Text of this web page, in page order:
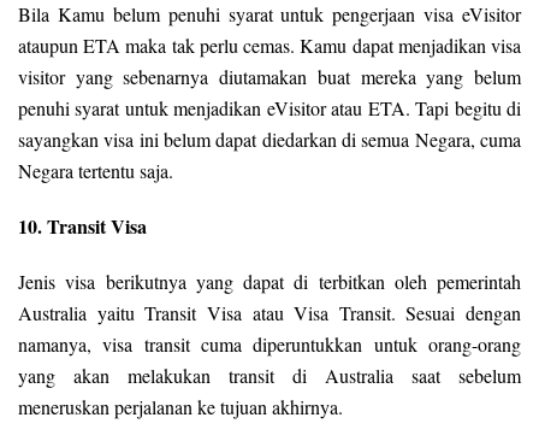
Bila Kamu belum penuhi syarat untuk pengerjaan visa eVisitor
ataupun ETA maka tak perlu cemas. Kamu dapat menjadikan visa
visitor yang sebenarnya diutamakan buat mereka yang belum
penuhi syarat untuk menjadikan eVisitor atau ETA. Tapi begitu di
sayangkan visa ini belum dapat diedarkan di semua Negara, cuma
Negara tertentu saja.
10. Transit Visa
Jenis visa berikutnya yang dapat di terbitkan oleh pemerintah
Australia yaitu Transit Visa atau Visa Transit. Sesuai dengan
namanya, visa transit cuma diperuntukkan untuk orang-orang
yang akan melakukan transit di Australia saat sebelum
meneruskan perjalanan ke tujuan akhirnya.